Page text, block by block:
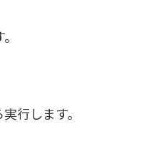
行します。